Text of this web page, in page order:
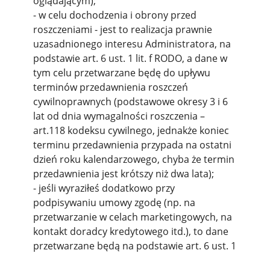
- w celu dochodzenia i obrony przed
roszczeniami - jest to realizacja prawnie
uzasadnionego interesu Administratora, na
podstawie art. 6 ust. 1 lit. f RODO, a dane w
tym celu przetwarzane będę do upływu
terminów przedawnienia roszczeń
cywilnoprawnych (podstawowe okresy 3 i 6
lat od dnia wymagalności roszczenia –
art.118 kodeksu cywilnego, jednakże koniec
terminu przedawnienia przypada na ostatni
dzień roku kalendarzowego, chyba że termin
przedawnienia jest krótszy niż dwa lata);
- jeśli wyraziłeś dodatkowo przy
podpisywaniu umowy zgodę (np. na
przetwarzanie w celach marketingowych, na
kontakt doradcy kredytowego itd.), to dane
przetwarzane będą na podstawie art. 6 ust. 1